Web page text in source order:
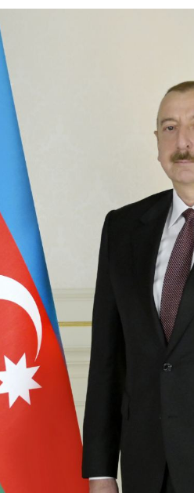
verilməsi qaydası